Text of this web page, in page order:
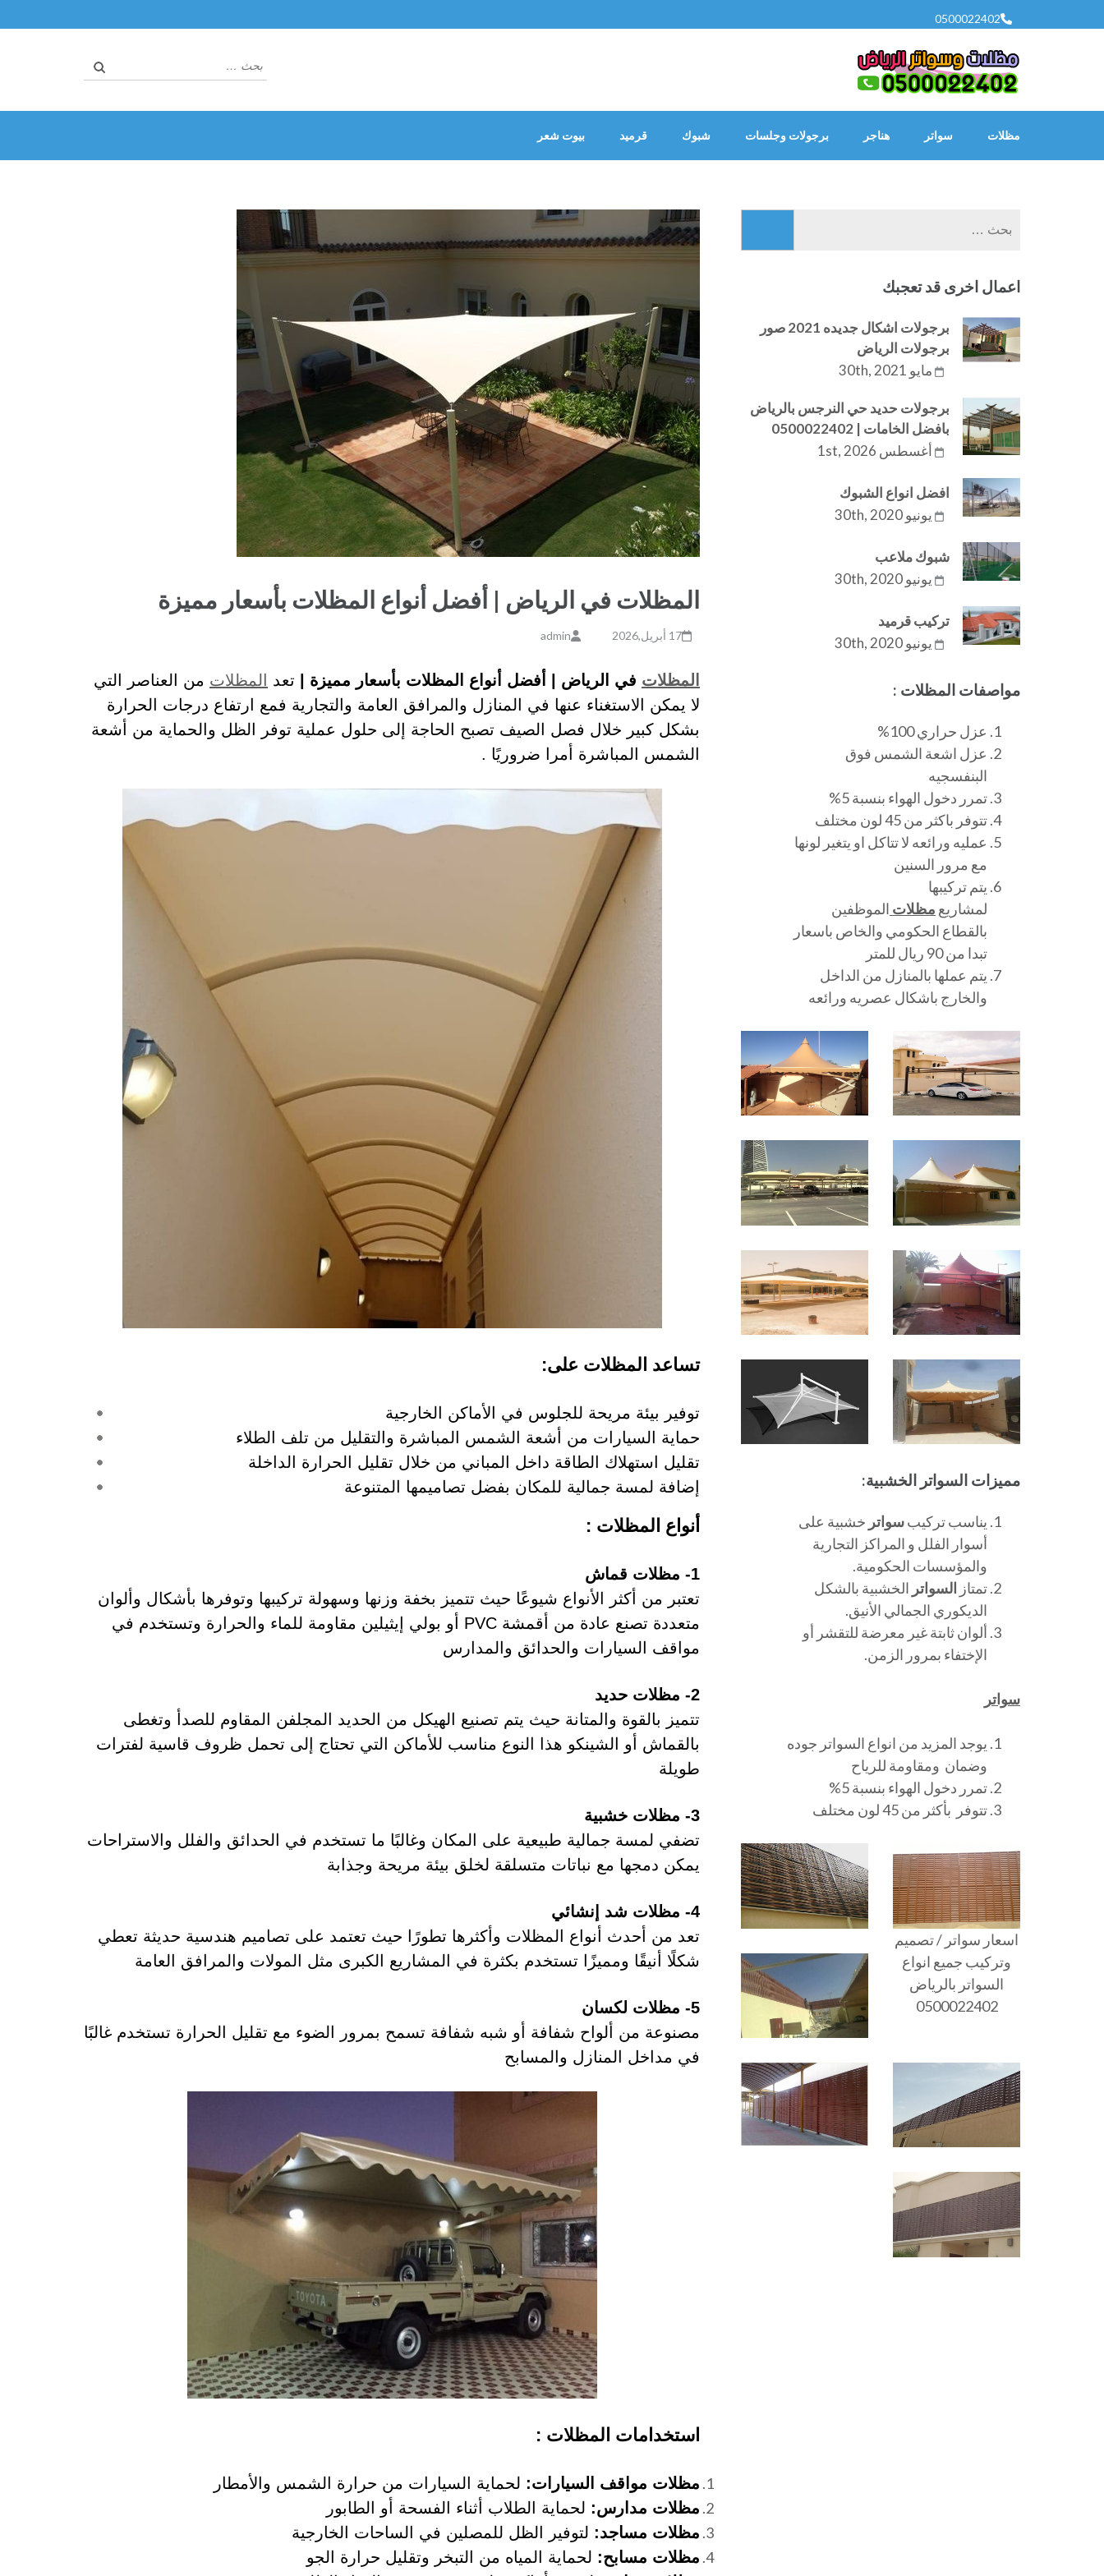
إلى
0500022402
البحث
عن:
مظلات سواتر هناجر برجولات وجلسات شبوك قرميد بيوت شعر
المظلات في الرياض | أفضل أنواع المظلات بأسعار مميزة
17 أبريل,2026 admin
المظلات في الرياض | أفضل أنواع المظلات بأسعار مميزة | تعد المظلات من العناصر التي
لا يمكن الاستغناء عنها في المنازل والمرافق العامة والتجارية فمع ارتفاع درجات الحرارة
بشكل كبير خلال فصل الصيف تصبح الحاجة إلى حلول عملية توفر الظل والحماية من أشعة
الشمس المباشرة أمرا ضروريًا .
تساعد المظلات على:
توفير بيئة مريحة للجلوس في الأماكن الخارجية
حماية السيارات من أشعة الشمس المباشرة والتقليل من تلف الطلاء
تقليل استهلاك الطاقة داخل المباني من خلال تقليل الحرارة الداخلة
إضافة لمسة جمالية للمكان بفضل تصاميمها المتنوعة
أنواع المظلات :
1- مظلات قماش
تعتبر من أكثر الأنواع شيوعًا حيث تتميز بخفة وزنها وسهولة تركيبها وتوفرها بأشكال وألوان
متعددة تصنع عادة من أقمشة PVC أو بولي إيثيلين مقاومة للماء والحرارة وتستخدم في
مواقف السيارات والحدائق والمدارس
2- مظلات حديد
تتميز بالقوة والمتانة حيث يتم تصنيع الهيكل من الحديد المجلفن المقاوم للصدأ وتغطى
بالقماش أو الشينكو هذا النوع مناسب للأماكن التي تحتاج إلى تحمل ظروف قاسية لفترات
طويلة
3- مظلات خشبية
تضفي لمسة جمالية طبيعية على المكان وغالبًا ما تستخدم في الحدائق والفلل والاستراحات
يمكن دمجها مع نباتات متسلقة لخلق بيئة مريحة وجذابة
4- مظلات شد إنشائي
تعد من أحدث أنواع المظلات وأكثرها تطورًا حيث تعتمد على تصاميم هندسية حديثة تعطي
شكلًا أنيقًا ومميزًا تستخدم بكثرة في المشاريع الكبرى مثل المولات والمرافق العامة
5- مظلات لكسان
مصنوعة من ألواح شفافة أو شبه شفافة تسمح بمرور الضوء مع تقليل الحرارة تستخدم غالبًا
في مداخل المنازل والمسابح
استخدامات المظلات :
مظلات مواقف السيارات: لحماية السيارات من حرارة الشمس والأمطار
مظلات مدارس: لحماية الطلاب أثناء الفسحة أو الطابور
مظلات مساجد: لتوفير الظل للمصلين في الساحات الخارجية
مظلات مسابح: لحماية المياه من التبخر وتقليل حرارة الجو
اعمال اخرى قد تعجبك
برجولات اشكال جديده 2021 صور
برجولات الرياض
مايو 30th, 2021
برجولات حديد حي النرجس بالرياض
بافضل الخامات | 0500022402
أغسطس 1st, 2026
افضل انواع الشبوك
يونيو 30th, 2020
شبوك ملاعب
يونيو 30th, 2020
تركيب قرميد
يونيو 30th, 2020
مواصفات المظلات :
عزل حراري 100%
عزل اشعة الشمس فوق
البنفسجيه
تمرر دخول الهواء بنسبة 5%
تتوفر باكثر من 45 لون مختلف
عمليه ورائعه لا تتاكل او يتغير لونها
مع مرور السنين
يتم تركيبها
لمشاريع مظلات الموظفين
بالقطاع الحكومي والخاص باسعار
تبدا من 90 ريال للمتر
يتم عملها بالمنازل من الداخل
والخارج باشكال عصريه ورائعه
مميزات السواتر الخشبية:
يناسب تركيبسواتر خشبية على
أسوار الفلل و المراكز التجارية
والمؤسسات الحكومية.
تمتاز السواتر الخشبية بالشكل
الديكوري الجمالي الأنيق.
ألوان ثابتة غير معرضة للتقشر أو
الإختفاء بمرور الزمن.
سواتر
يوجد المزيد من انواع السواتر جوده
وضمان ومقاومة للرياح
تمرر دخول الهواء بنسبة 5%
تتوفر بأكثر من 45 لون مختلف
اسعار سواتر / تصميم
وتركيب جميع انواع
السواتر بالرياض
0500022402